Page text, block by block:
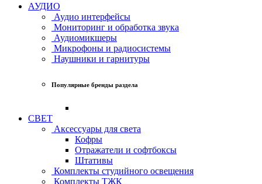
АУДИО
Аудио интерфейсы
Мониторинг и обработка звука
Аудиомикшеры
Микрофоны и радиосистемы
Наушники и гарнитуры
Популярные бренды раздела
СВЕТ
Аксессуары для света
Кофры
Отражатели и софтбоксы
Штативы
Комплекты студийного освещения
Комплекты ТЖК